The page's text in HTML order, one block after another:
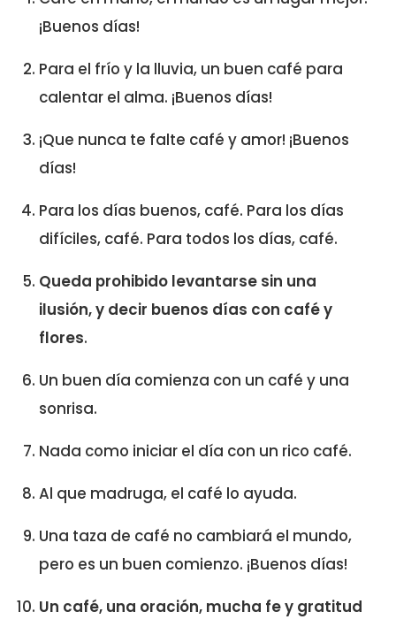
¡Buenos días!
Para el frío y la lluvia, un buen café para
calentar el alma. ¡Buenos días!
¡Que nunca te falte café y amor! ¡Buenos
días!
Para los días buenos, café. Para los días
difíciles, café. Para todos los días, café.
Queda prohibido levantarse sin una
ilusión, y decir buenos días con café y
flores.
Un buen día comienza con un café y una
sonrisa.
Nada como iniciar el día con un rico café.
Al que madruga, el café lo ayuda.
Una taza de café no cambiará el mundo,
pero es un buen comienzo. ¡Buenos días!
Un café, una oración, mucha fe y gratitud